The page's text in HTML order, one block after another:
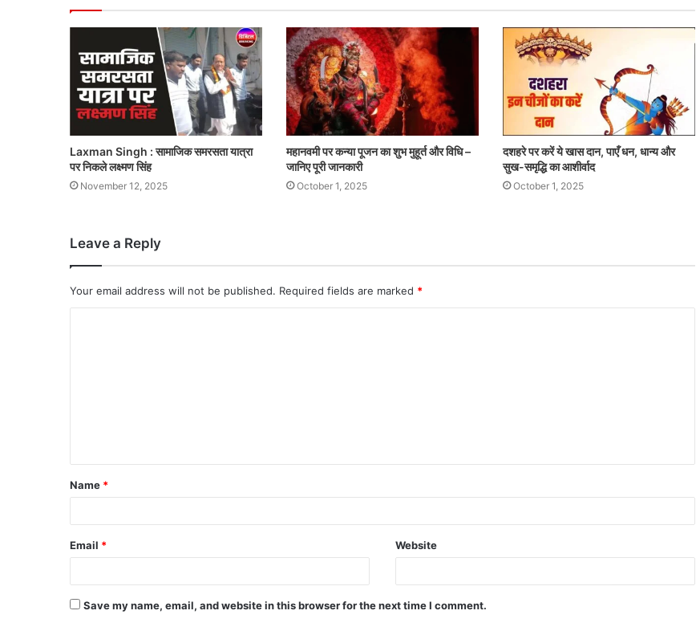
Laxman Singh : सामाजिक समरसता यात्रा
पर निकले लक्ष्मण सिंह
November 12, 2025
महानवमी पर कन्या पूजन का शुभ मुहूर्त और विधि –
जानिए पूरी जानकारी
October 1, 2025
दशहरे पर करें ये खास दान, पाएँ धन, धान्य और
सुख-समृद्धि का आशीर्वाद
October 1, 2025
Leave a Reply
Your email address will not be published. Required fields are marked *
Name *
Email * Website
Save my name, email, and website in this browser for the next time I comment.